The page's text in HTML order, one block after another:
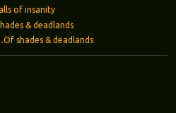
of insanity
& deadlands
shades & deadlands